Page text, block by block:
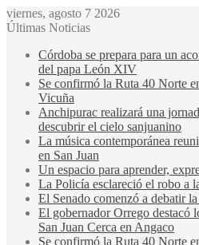
viernes, agosto 7 2026
Últimas Noticias
Córdoba se prepara para un
del papa León XIV
Se confirmó la Ruta 40 Norte
Vicuña
Anchipurac realizará una
descubrir el cielo sanjuanino
La música contemporánea
en San Juan
Un espacio para aprender,
La Policía esclareció el robo a
El Senado comenzó a debatir
El gobernador Orrego destacó
San Juan Cerca en Angaco
Se confirmó la Ruta 40 Norte